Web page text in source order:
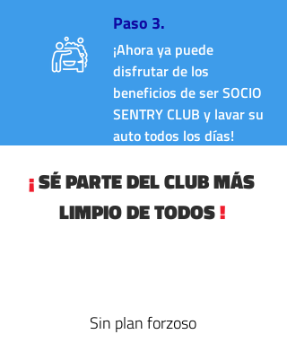
Paso 3.
¡Ahora ya puede
disfrutar de los
beneficios de ser SOCIO
SENTRY CLUB y lavar su
auto todos los días!
¡SÉ PARTE DEL CLUB MÁS
LIMPIO DE TODOS!
Sin plan forzoso